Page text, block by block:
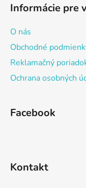
Informácie pre
O nás
Obchodné
Reklamačný
Ochrana osobných
Facebook
Kontakt